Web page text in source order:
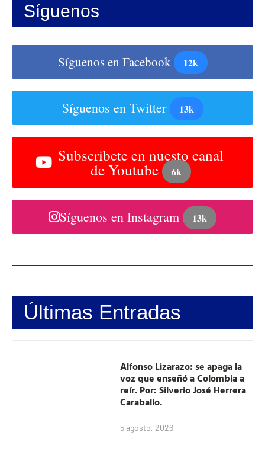
Síguenos
Síguenos en Facebook 12k
Síguenos en Twitter 13k
Subscribete en nuesto canal
de Youtube 6k
Síguenos en Instagram 13k
Últimas Entradas
Alfonso Lizarazo: se apaga la
voz que enseñó a Colombia a
reír. Por: Silverio José Herrera
Caraballo.
5 agosto, 2026